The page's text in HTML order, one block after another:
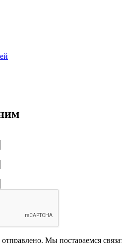
Мы постараемся